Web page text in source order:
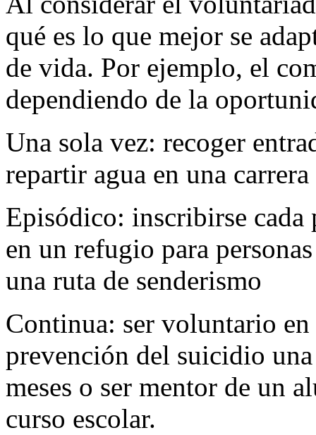
qué es lo que mejor se
de vida. Por ejemplo, el
dependiendo de la
Una sola vez: recoger
repartir agua en una
Episódico: inscribirse cada
en un refugio para
una ruta de senderismo
Continua: ser voluntario
prevención del suicidio una
meses o ser mentor de un
curso escolar.